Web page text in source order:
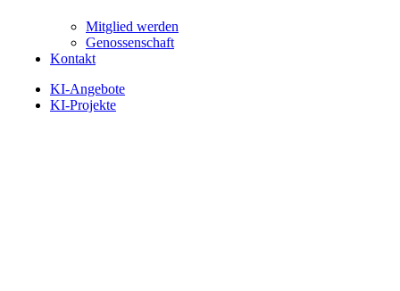
Mitglied werden
Genossenschaft
Kontakt
KI-Angebote
KI-Projekte